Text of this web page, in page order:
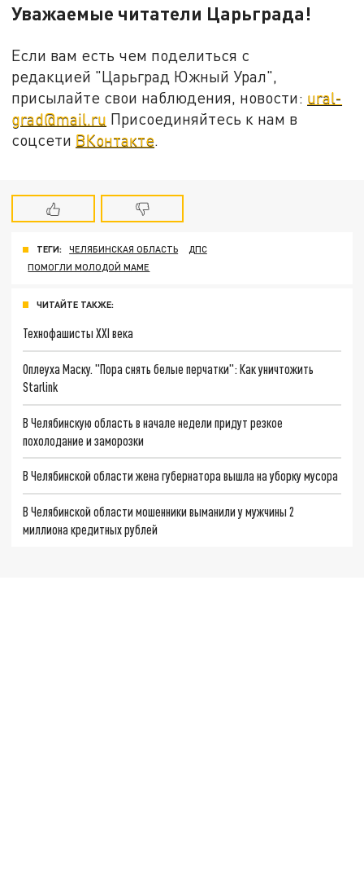
Уважаемые читатели Царьграда!
Если вам есть чем поделиться с
редакцией "Царьград Южный Урал",
присылайте свои наблюдения, новости: ural-
grad@mail.ru Присоединяйтесь к нам в
соцсети ВКонтакте.
ТЕГИ: ЧЕЛЯБИНСКАЯ ОБЛАСТЬ
ДПС
ПОМОГЛИ МОЛОДОЙ МАМЕ
ЧИТАЙТЕ ТАКЖЕ:
Технофашисты XXI века
Оплеуха Маску. "Пора снять белые перчатки": Как уничтожить
Starlink
В Челябинскую область в начале недели придут резкое
похолодание и заморозки
В Челябинской области жена губернатора вышла на уборку мусора
В Челябинской области мошенники выманили у мужчины 2
миллиона кредитных рублей